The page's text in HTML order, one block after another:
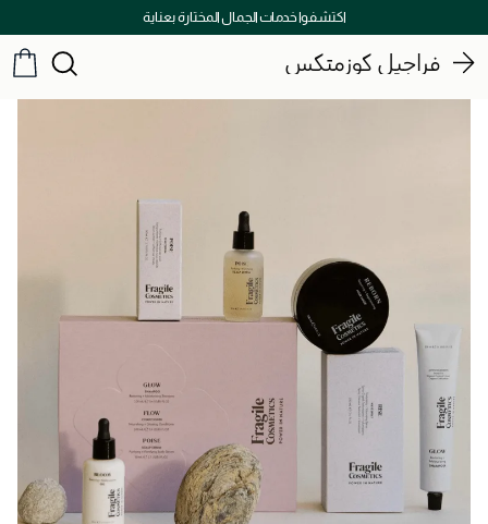
اكتشفوا خدمات الجمال المختارة بعناية
فراجيل كوزمتكس